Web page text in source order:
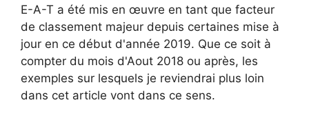
E-A-T a été mis en œuvre en tant que facteur
de classement majeur depuis certaines mise à
jour en ce début d'année 2019. Que ce soit à
compter du mois d'Aout 2018 ou après, les
exemples sur lesquels je reviendrai plus loin
dans cet article vont dans ce sens.